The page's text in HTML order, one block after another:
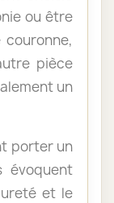
ou être
pièce
un
porter un
évoquent
et le